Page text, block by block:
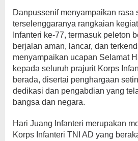
Danpussenif menyampaikan rasa
terselenggaranya rangkaian
Infanteri ke-77, termasuk peleton
berjalan aman, lancar, dan
menyampaikan ucapan Selamat
kepada seluruh prajurit Korps
berada, disertai penghargaan
dedikasi dan pengabdian yang
bangsa dan negara.
Hari Juang Infanteri merupakan
Korps Infanteri TNI AD yang